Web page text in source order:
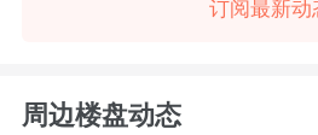
订阅最新动
周边楼盘动态